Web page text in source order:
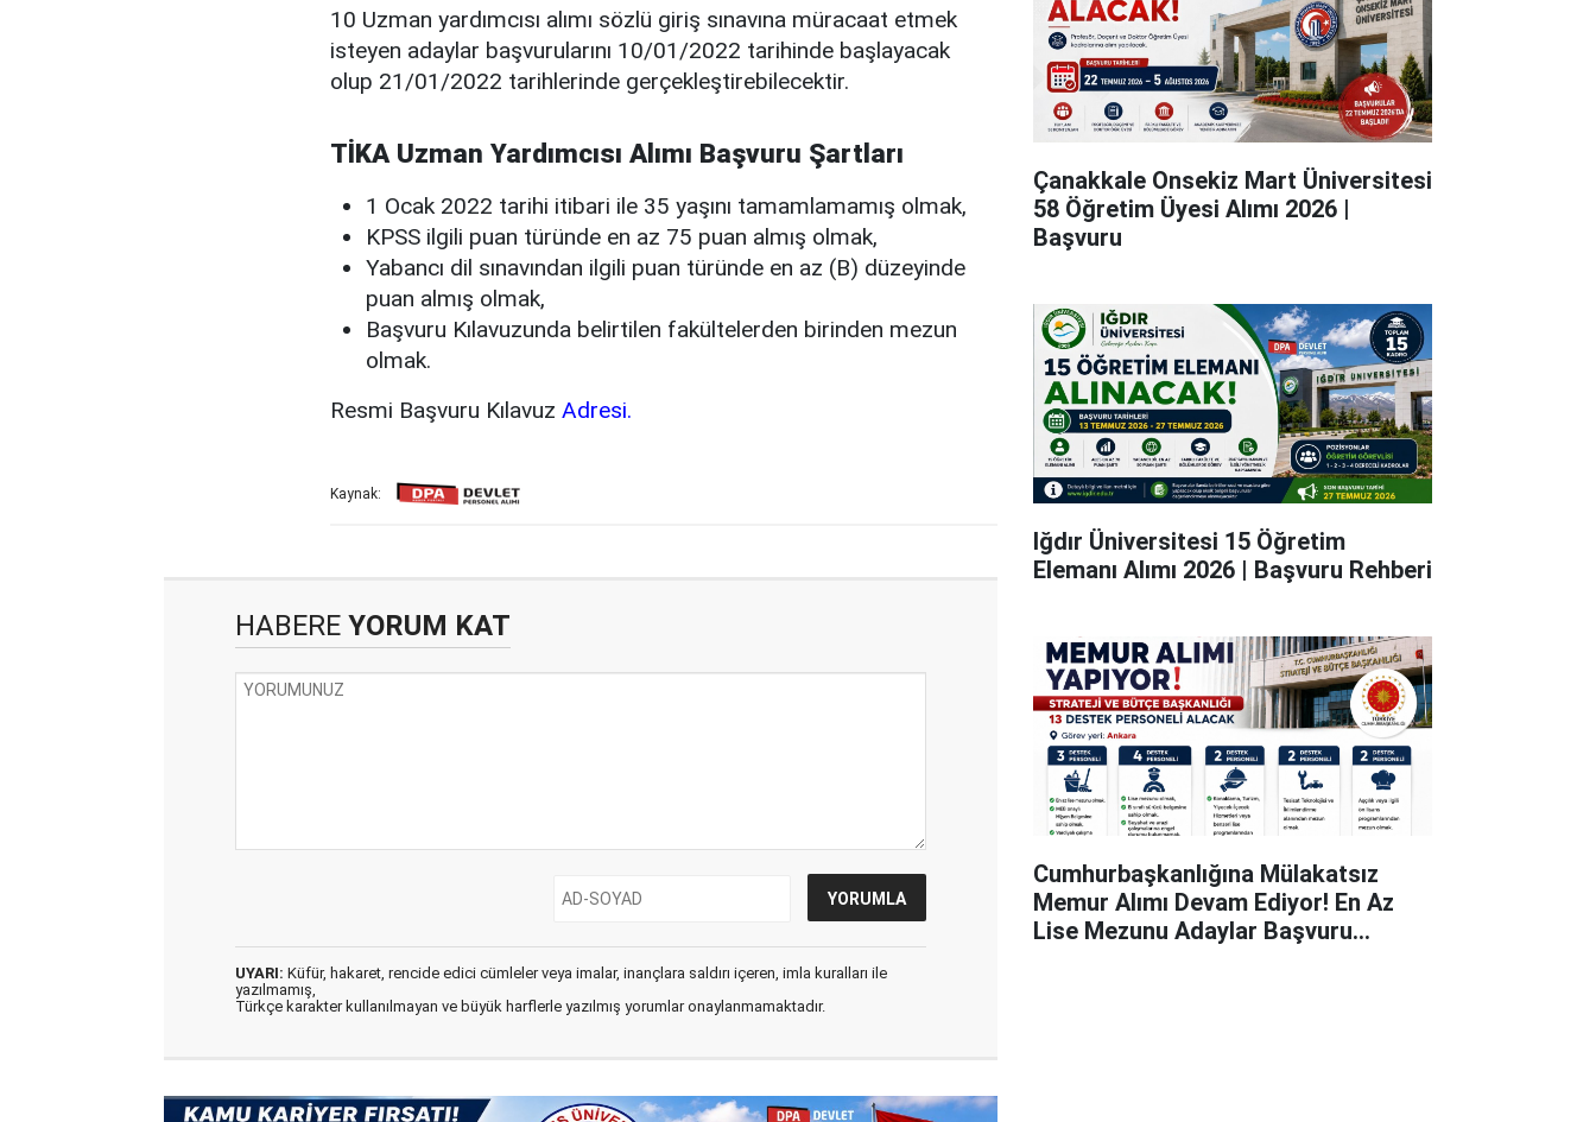
10 Uzman yardımcısı alımı sözlü giriş sınavına müracaat etmek
isteyen adaylar başvurularını 10/01/2022 tarihinde başlayacak
olup 21/01/2022 tarihlerinde gerçekleştirebilecektir.
TİKA Uzman Yardımcısı Alımı Başvuru Şartları
1 Ocak 2022 tarihi itibari ile 35 yaşını tamamlamamış olmak,
KPSS ilgili puan türünde en az 75 puan almış olmak,
Yabancı dil sınavından ilgili puan türünde en az (B) düzeyinde
puan almış olmak,
Başvuru Kılavuzunda belirtilen fakültelerden birinden mezun
olmak.
Resmi Başvuru Kılavuz Adresi.
Kaynak:
HABERE YORUM KAT
UYARI: Küfür, hakaret, rencide edici cümleler veya imalar, inançlara saldırı içeren, imla kuralları ile
yazılmamış,
Türkçe karakter kullanılmayan ve büyük harflerle yazılmış yorumlar onaylanmamaktadır.
Çanakkale Onsekiz Mart Üniversitesi
58 Öğretim Üyesi Alımı 2026 |
Başvuru
Iğdır Üniversitesi 15 Öğretim
Elemanı Alımı 2026 | Başvuru Rehberi
Cumhurbaşkanlığına Mülakatsız
Memur Alımı Devam Ediyor! En Az
Lise Mezunu Adaylar Başvuru